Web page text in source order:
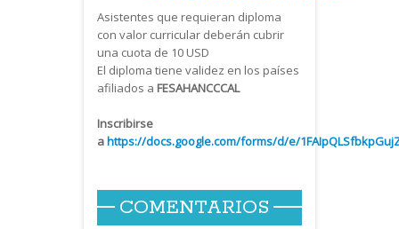
Asistentes que requieran diploma
con valor curricular deberán cubrir
una cuota de 10 USD
El diploma tiene validez en los países
afiliados a FESAHANCCCAL
Inscribirse
ahttps://docs.google.com/forms/d/e/
COMENTARIOS